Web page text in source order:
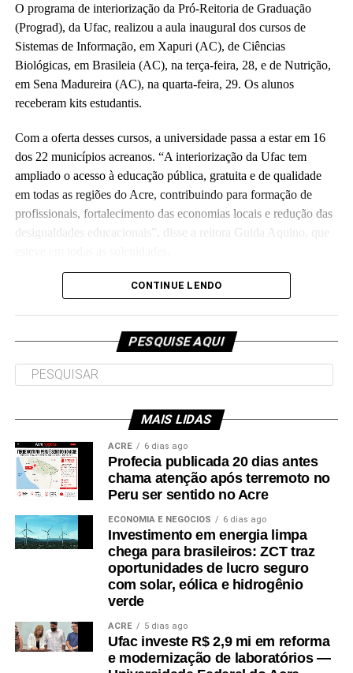
O programa de interiorização da Pró-Reitoria de Graduação
(Prograd), da Ufac, realizou a aula inaugural dos cursos de
Sistemas de Informação, em Xapuri (AC), de Ciências
Biológicas, em Brasileia (AC), na terça-feira, 28, e de Nutrição,
em Sena Madureira (AC), na quarta-feira, 29. Os alunos
receberam kits estudantis.
Com a oferta desses cursos, a universidade passa a estar em 16
dos 22 municípios acreanos. “A interiorização da Ufac tem
ampliado o acesso à educação pública, gratuita e de qualidade
em todas as regiões do Acre, contribuindo para formação de
profissionais, fortalecimento das economias locais e redução das
desigualdades educacionais”, disse a reitora Guida Aquino, que
Em Xapuri e Brasileia, também participaram dos eventos a pró-
contou com a presença do diretor do CCET, Macilon Araújo
Claudionor Alencar do Nascimento; e da secretária municipal de
Educação, Aucelina da Silva Oliveira.
Em Brasileia, também participaram a coordenadora do campus
Fronteira do Alto Acre, Gláucia Dinis da Silva; a coordenadora
a coordenadora do polo UAB, Rosimari Ferreira da Silva; e,
representando a Seme, Adriana Moura.
CONTINUE LENDO
PESQUISE AQUI
MAIS LIDAS
ACRE 6 dias ago
Profecia publicada 20 dias antes
chama atenção após terremoto no
Peru ser sentido no Acre
ECONOMIA E NEGÓCIOS 6 dias ago
Investimento em energia limpa
chega para brasileiros: ZCT traz
oportunidades de lucro seguro
com solar, eólica e hidrogênio
verde
ACRE 5 dias ago
Ufac investe R$ 2,9 mi em reforma
e modernização de laboratórios —